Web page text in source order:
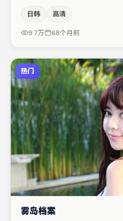
中承担叙事驱动，任素汐、周
疑调剂（视场次而定）。整体完
日韩 高清
9.7万 68个月前
热门
雾岛档案